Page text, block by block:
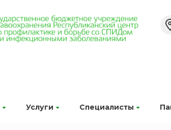
Услуги Специалисты